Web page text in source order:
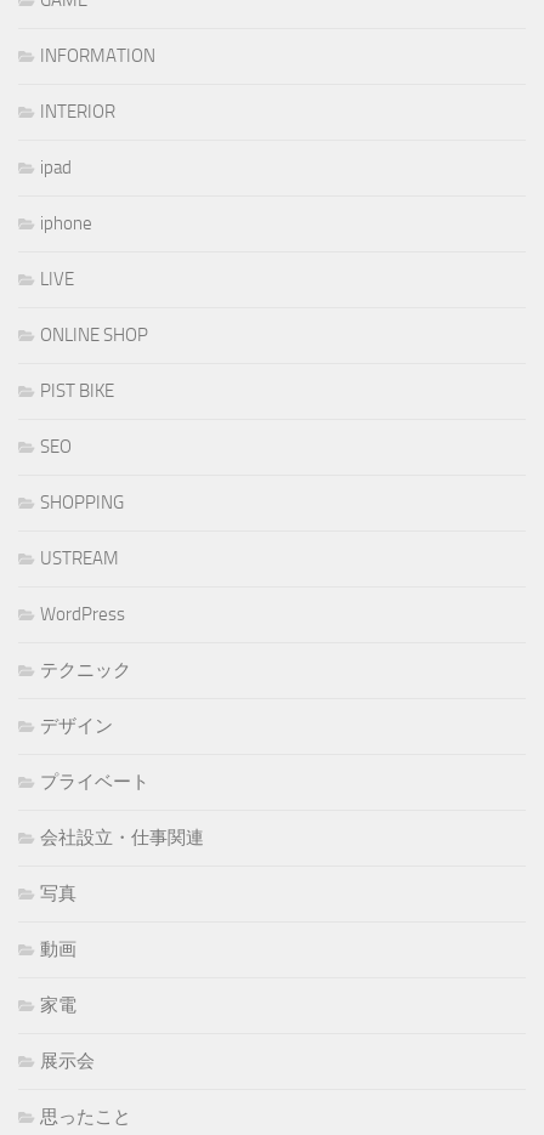
INFORMATION
INTERIOR
ipad
iphone
LIVE
ONLINE SHOP
PIST BIKE
SEO
SHOPPING
USTREAM
WordPress
テクニック
デザイン
プライベート
会社設立・仕事関連
写真
動画
家電
展示会
思ったこと